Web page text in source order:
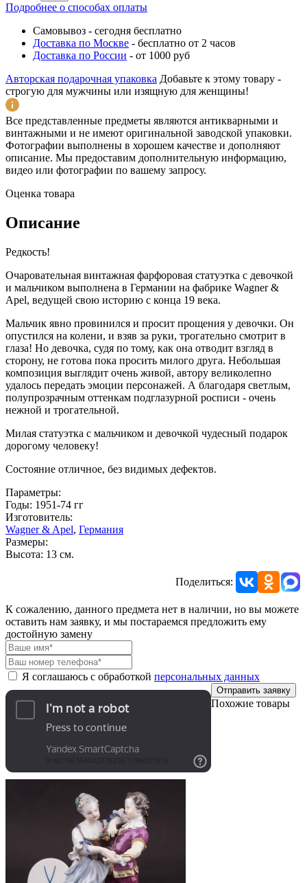
Подробнее о способах оплаты
Самовывоз - сегодня бесплатно
Доставка по Москве - бесплатно от 2 часов
Доставка по России - от 1000 руб
Авторская подарочная упаковка Добавьте к этому товару -
строгую для мужчины или изящную для женщины!
Все представленные предметы являются антикварными и
винтажными и не имеют оригинальной заводской упаковки.
Фотографии выполнены в хорошем качестве и дополняют
описание. Мы предоставим дополнительную информацию,
видео или фотографии по вашему запросу.
Оценка товара
Описание
Редкость!
Очаровательная винтажная фарфоровая статуэтка с девочкой
и мальчиком выполнена в Германии на фабрике Wagner &
Apel, ведущей свою историю с конца 19 века.
Мальчик явно провинился и просит прощения у девочки. Он
опустился на колени, и взяв за руки, трогательно смотрит в
глаза! Но девочка, судя по тому, как она отводит взгляд в
сторону, не готова пока просить милого друга. Небольшая
композиция выглядит очень живой, автору великолепно
удалось передать эмоции персонажей. А благодаря светлым,
полупрозрачным оттенкам подглазурной росписи - очень
нежной и трогательной.
Милая статуэтка с мальчиком и девочкой чудесный подарок
дорогому человеку!
Состояние отличное, без видимых дефектов.
Параметры:
Годы: 1951-74 гг
Изготовитель:
Wagner & Apel, Германия
Размеры:
Высота: 13 см.
Поделиться:
К сожалению, данного предмета нет в наличии, но вы можете
оставить нам заявку, и мы постараемся предложить ему
достойную замену
Я соглашаюсь с обработкой персональных данных
Отправить заявку
Похожие товары